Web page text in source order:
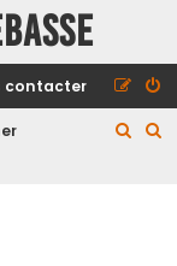
contacter